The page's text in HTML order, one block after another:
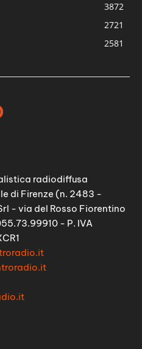
3872
2721
2581
radiodiffusa
di Firenze (n. 2483 -
- via del Rosso Fiorentino
- P. IVA